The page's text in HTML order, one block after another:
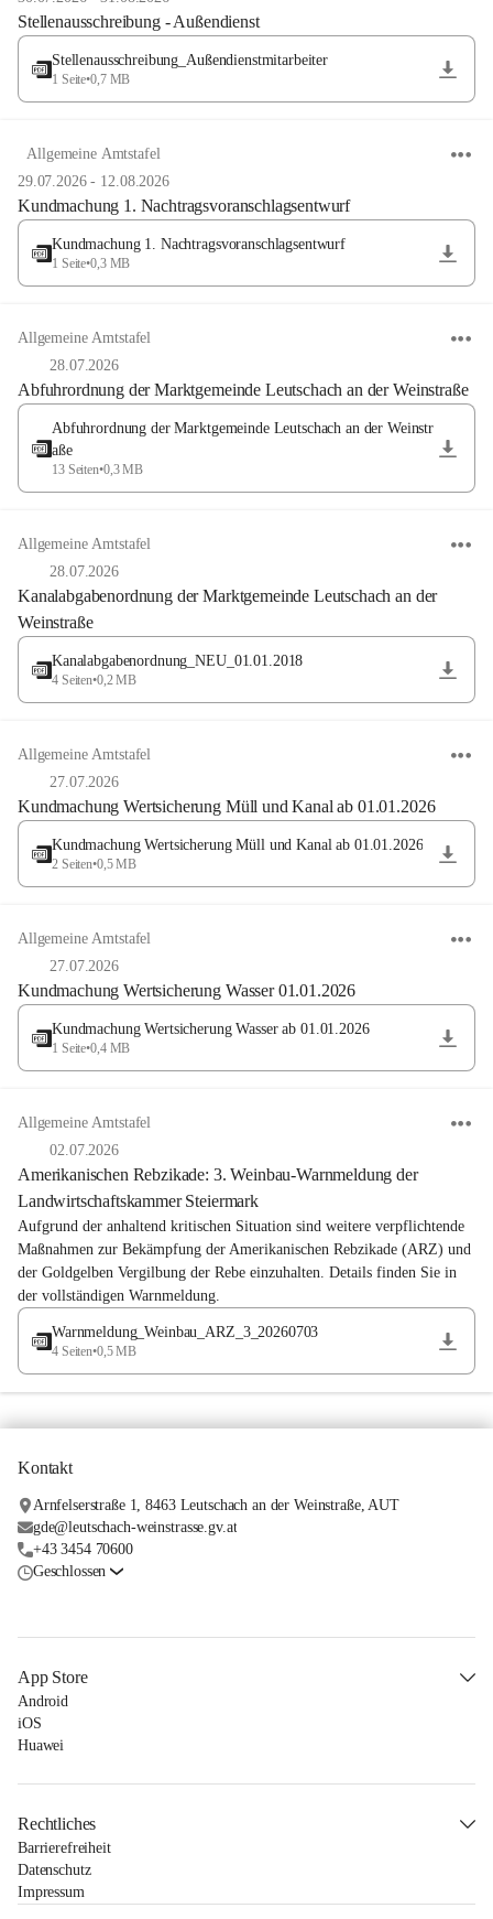
Stellenausschreibung - Außendienst
Stellenausschreibung_Außendienstmitarbeiter
1 Seite•0,7 MB
Allgemeine Amtstafel
29.07.2026- 12.08.2026
Kundmachung 1. Nachtragsvoranschlagsentwurf
Kundmachung 1. Nachtragsvoranschlagsentwurf
1 Seite•0,3 MB
Allgemeine Amtstafel
28.07.2026
Abfuhrordnung der Marktgemeinde Leutschach an der Weinstraße
Abfuhrordnung der Marktgemeinde Leutschach an der Weinstr
aße
13 Seiten•0,3 MB
Allgemeine Amtstafel
28.07.2026
Kanalabgabenordnung der Marktgemeinde Leutschach an der
Weinstraße
Kanalabgabenordnung_NEU_01.01.2018
4 Seiten•0,2 MB
Allgemeine Amtstafel
27.07.2026
Kundmachung Wertsicherung Müll und Kanal ab 01.01.2026
Kundmachung Wertsicherung Müll und Kanal ab 01.01.2026
2 Seiten•0,5 MB
Allgemeine Amtstafel
27.07.2026
Kundmachung Wertsicherung Wasser 01.01.2026
Kundmachung Wertsicherung Wasser ab 01.01.2026
1 Seite•0,4 MB
Allgemeine Amtstafel
02.07.2026
Amerikanischen Rebzikade: 3. Weinbau-Warnmeldung der
Landwirtschaftskammer Steiermark
Aufgrund der anhaltend kritischen Situation sind weitere verpflichtende
Maßnahmen zur Bekämpfung der Amerikanischen Rebzikade (ARZ) und
der Goldgelben Vergilbung der Rebe einzuhalten. Details finden Sie in
der vollständigen Warnmeldung.
Warnmeldung_Weinbau_ARZ_3_20260703
4 Seiten•0,5 MB
Kontakt
Arnfelserstraße 1, 8463 Leutschach an der Weinstraße, AUT
gde@leutschach-weinstrasse.gv.at
+43 3454 70600
Geschlossen
App Store
Android
iOS
Huawei
Rechtliches
Barrierefreiheit
Datenschutz
Impressum